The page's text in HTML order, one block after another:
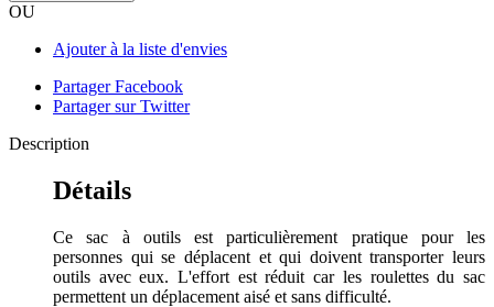
OU
Ajouter à la liste d'envies
Partager Facebook
Partager sur Twitter
Description
Détails
Ce sac à outils est particulièrement pratique pour les
personnes qui se déplacent et qui doivent transporter leurs
outils avec eux. L'effort est réduit car les roulettes du sac
permettent un déplacement aisé et sans difficulté.